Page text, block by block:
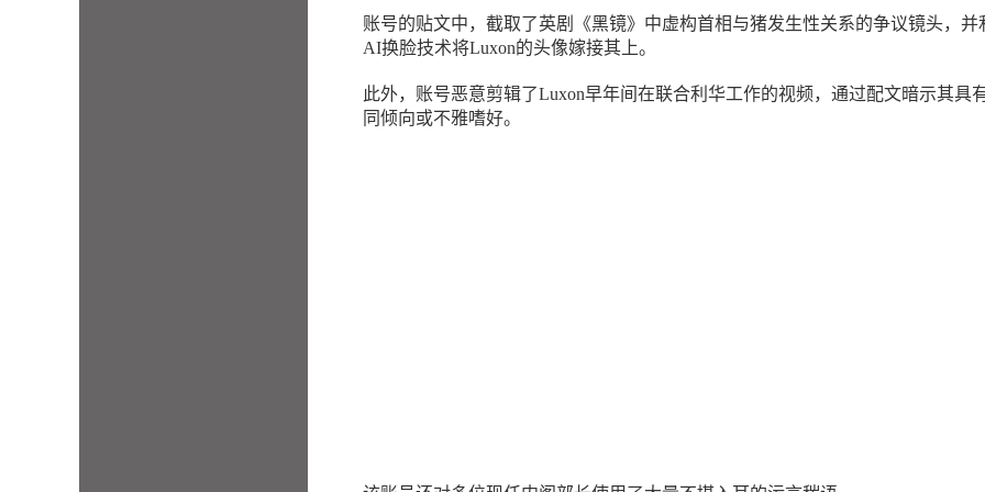
账号的贴文中，截取了英剧《黑镜》中虚构首相与猪发生性关系的争议镜头，并
AI换脸技术将Luxon的头像嫁接其上。
此外，账号恶意剪辑了Luxon早年间在联合利华工作的视频，通过配文暗示其具
同倾向或不雅嗜好。